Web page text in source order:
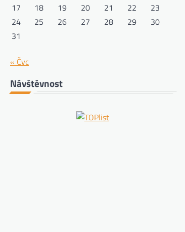
17
18 19 20 21 22
23
24
25 26 27 28 29
30
31
« Čvc
Návštěvnost